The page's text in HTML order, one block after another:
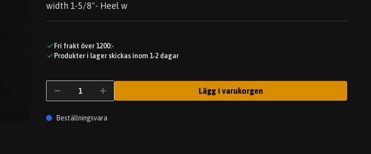
width 1-5/8"- Heel w
Fri frakt över 1200:-
Produkter i lager skickas inom 1-2 dagar
Lägg i varukorgen
Beställningsvara